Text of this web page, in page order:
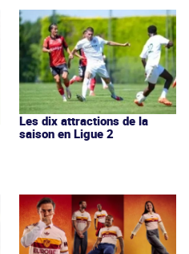
Les dix attractions de la
saison en Ligue 2